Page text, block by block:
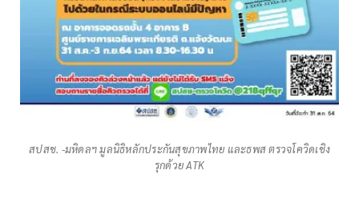
สปสช. -มหิดลฯ มูลนิธิหลักประกันสุขภาพไทย และธพส ตรวจโควิดเชิง
รุกด้วย ATK